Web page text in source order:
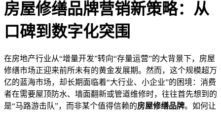
房屋修缮品牌营销新策略：从
口碑到数字化突围
在房地产行业从“增量开发”转向“存量运营”的大背景下，房屋
修缮市场正迎来前所未有的黄金发展期。然而，这个规模超万
亿的蓝海市场，却长期面临着“大行业、小企业”的困境：消费
者在需要屋顶防水、墙面翻新或管道维修时，往往首先想到的
是“马路游击队”，而非某个值得信赖的房屋修缮品牌。如何让